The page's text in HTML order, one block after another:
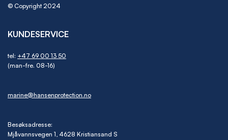
© Copyright 2024
KUNDESERVICE
tel: +47 69 00 13 50
(man-fre. 08-16)
marine@hansenprotection.no
Besøksadresse:
Mjåvannsvegen 1, 4628 Kristiansand S